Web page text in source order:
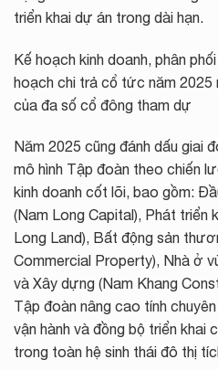
triển khai dự án trong dài hạn.
Kế hoạch kinh doanh, phân
hoạch chi trả cổ tức năm
của đa số cổ đông tham dự
Năm 2025 cũng đánh dấu giai
mô hình Tập đoàn theo chiến
kinh doanh cốt lõi, bao gồm:
(Nam Long Capital), Phát triển
Long Land), Bất động sản
Commercial Property), Nhà ở
và Xây dựng (Nam Khang
Tập đoàn nâng cao tính
vận hành và đồng bộ triển khai
trong toàn hệ sinh thái đô thị